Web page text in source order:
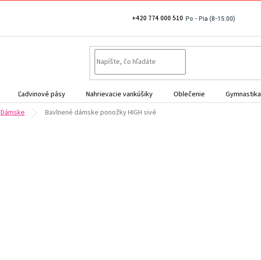
+420 774 000 510
Ľadvinové pásy Nahrievacie vankúšiky Oblečenie Gymnastika
Dámske Bavlnené dámske ponožky HIGH sivé